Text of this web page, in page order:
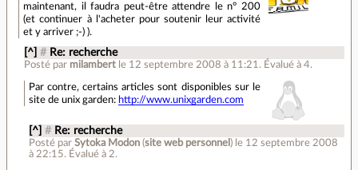
maintenant, il faudra peut-être attendre le n° 200
(et continuer à l'acheter pour soutenir leur activité
et y arriver ;-) ).
[^] # Re: recherche
Posté par milambert le 12 septembre 2008 à 11:21 . Évalué à 4.
Par contre, certains articles sont disponibles sur le
site de unix garden: http://www.unixgarden.com
[^] # Re: recherche
Posté parSytoka Modon (site web personnel ) le 12 septembre 2008
à 22:15. Évalué à 2.